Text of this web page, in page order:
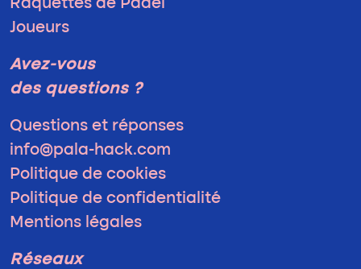
Raquettes de Padel
Joueurs
Avez-vous
des questions ?
Questions et réponses
info@pala-hack.com
Politique de cookies
Politique de confidentialité
Mentions légales
Réseaux